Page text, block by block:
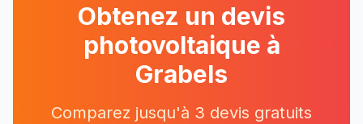
Obtenez un devis
photovoltaique à
Grabels
Comparez jusqu'à 3 devis gratuits